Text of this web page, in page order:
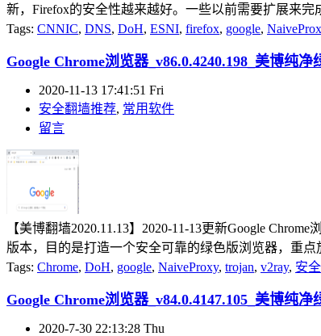
新，Firefox的安全性越来越好。一些以前需要扩展来
Tags: CNNIC, DNS, DoH, ESNI, firefox, google,
Google Chrome浏览器_v86.0.4240.198_美博纯净
2020-11-13 17:41:51 Fri
安全翻墙推荐, 常用软件
留言
【美博翻墙2020.11.13】2020-11-13更新Google
版本，目的是打造一个安全可靠的绿色版浏览器，重
Tags: Chrome, DoH, google, NaiveProxy, trojan, v2ray, 安
Google Chrome浏览器_v84.0.4147.105_美博纯净
2020-7-30 22:13:28 Thu